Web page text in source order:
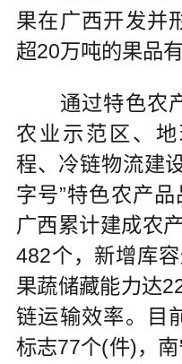
果在广西开发并
超20万吨的果品
通过特色农产
农业示范区、
程、冷链物流建
字号”特色农产品
广西累计建成农
482个，新增库
果蔬储藏能力达
链运输效率。目
标志77个(件)，